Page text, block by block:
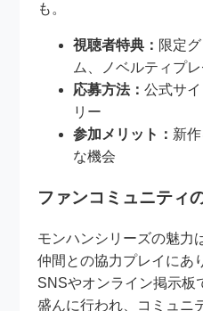
も。
視聴者特典： 限定
ム、ノベルティプレ
応募方法：公式サ
リー
参加メリット： 新
な機会
ファンコミュニティ
モンハンシリーズの魅力
仲間との協力プレイにあ
SNSやオンライン掲示板
盛んに行われ、コミュニ